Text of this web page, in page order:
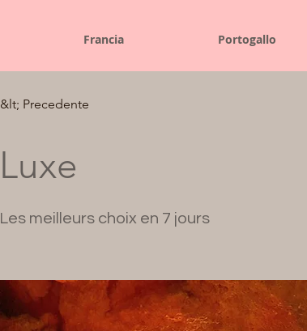
Francia Portogallo
&lt; Precedente
Luxe
Les meilleurs choix en 7 jours